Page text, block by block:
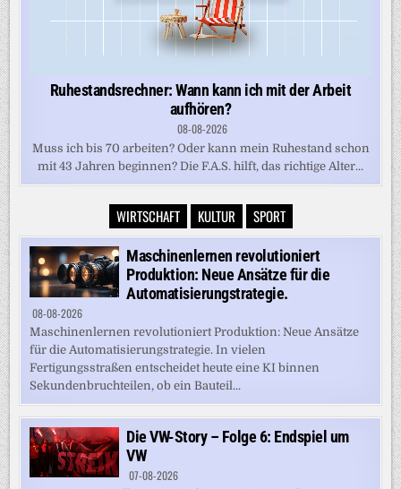
Ruhestandsrechner: Wann kann ich mit der Arbeit
aufhören?
08-08-2026
Muss ich bis 70 arbeiten? Oder kann mein Ruhestand schon
mit 43 Jahren beginnen? Die F.A.S. hilft, das richtige Alter...
WIRTSCHAFT KULTUR SPORT
Maschinenlernen revolutioniert
Produktion: Neue Ansätze für die
Automatisierungstrategie.
08-08-2026
Maschinenlernen revolutioniert Produktion: Neue Ansätze
für die Automatisierungstrategie. In vielen
Fertigungsstraßen entscheidet heute eine KI binnen
Sekundenbruchteilen, ob ein Bauteil...
Die VW-Story – Folge 6: Endspiel um
VW
07-08-2026